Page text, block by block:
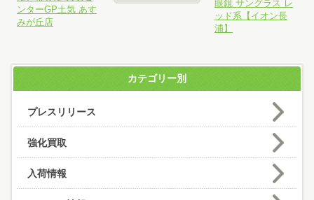
ンターGP土気 あす
みが丘店
眼鏡 サングラス レ
ッド系【イオン長
浦】
カテゴリー別
プレスリリース
強化買取
入荷情報